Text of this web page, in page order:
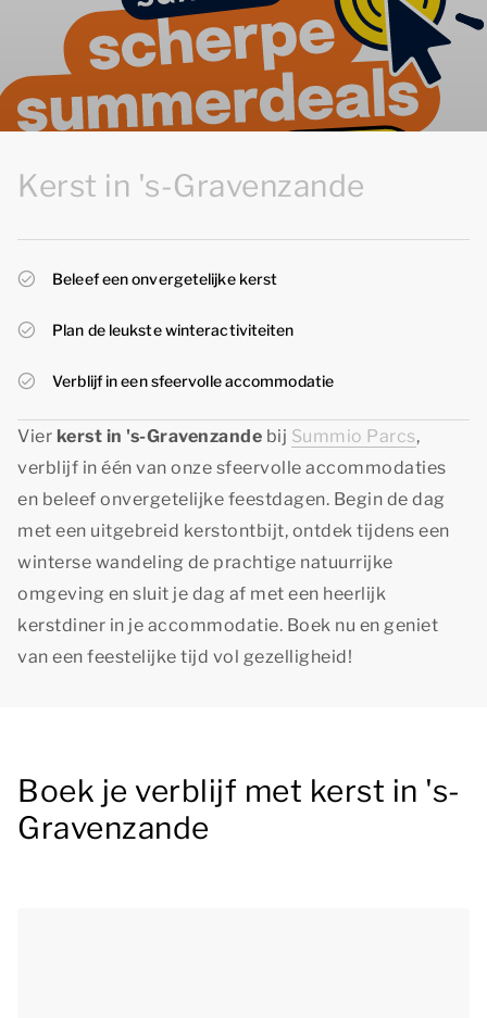
Kerst in 's-Gravenzande
Beleef een onvergetelijke kerst
Plan de leukste winteractiviteiten
Verblijf in een sfeervolle accommodatie
Vier kerst in 's-Gravenzande bij Summio Parcs,
verblijf in één van onze sfeervolle accommodaties
en beleef onvergetelijke feestdagen. Begin de dag
met een uitgebreid kerstontbijt, ontdek tijdens een
winterse wandeling de prachtige natuurrijke
omgeving en sluit je dag af met een heerlijk
kerstdiner in je accommodatie. Boek nu en geniet
van een feestelijke tijd vol gezelligheid!
Boek je verblijf met kerst in 's-
Gravenzande